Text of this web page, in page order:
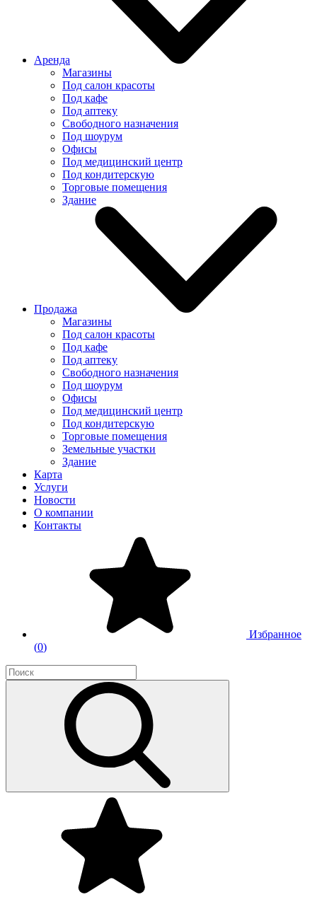
Аренда
Магазины
Под салон красоты
Под кафе
Под аптеку
Свободного назначения
Под шоурум
Офисы
Под медицинский центр
Под кондитерскую
Торговые помещения
Здание
Продажа
Магазины
Под салон красоты
Под кафе
Под аптеку
Свободного назначения
Под шоурум
Офисы
Под медицинский центр
Под кондитерскую
Торговые помещения
Земельные участки
Здание
Карта
Услуги
Новости
О компании
Контакты
Избранное
(0)